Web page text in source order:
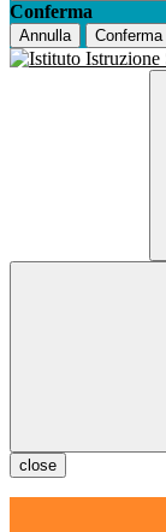
Conferma
Annulla Conferma
close